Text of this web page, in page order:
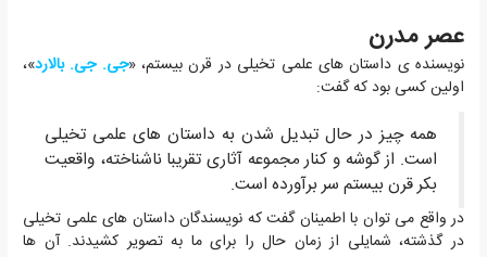
عصر مدرن
نویسنده ی داستان های علمی تخیلی در قرن بیستم، «جی. جی. بالارد»،
اولین کسی بود که گفت:
همه چیز در حال تبدیل شدن به داستان های علمی تخیلی
است. از گوشه و کنار مجموعه آثاری تقریبا ناشناخته، واقعیت
بکر قرن بیستم سر برآورده است.
در واقع می توان با اطمینان گفت که نویسندگان داستان های علمی تخیلی
در گذشته، شمایلی از زمان حال را برای ما به تصویر کشیدند. آن ها